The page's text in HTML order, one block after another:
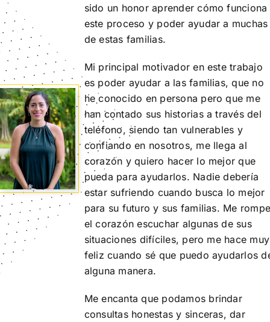
sido un honor aprender cómo funciona
este proceso y poder ayudar a muchas
de estas familias.
Mi principal motivador en este trabajo
es poder ayudar a las familias, que no
he conocido en persona pero que me
han contado sus historias a través del
teléfono, siendo tan vulnerables y
confiando en nosotros, me llega al
corazón y quiero hacer lo mejor que
pueda para ayudarlos. Nadie debería
estar sufriendo cuando busca lo mejor
para su futuro y sus familias. Me
el corazón escuchar algunas de sus
situaciones difíciles, pero me hace muy
feliz cuando sé que puedo ayudarlos
alguna manera.
Me encanta que podamos brindar
consultas honestas y sinceras, dar